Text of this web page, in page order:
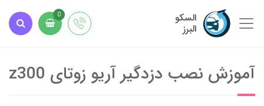
السکو
البرز
0
آموزش نصب دزدگیر آریو زوتای z300